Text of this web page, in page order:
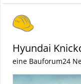
Hyundai
eine Bauforum24